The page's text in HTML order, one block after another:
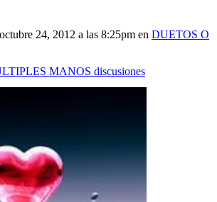
24, 2012 a las 8:25pm en DUETOS O
MANOS discusiones